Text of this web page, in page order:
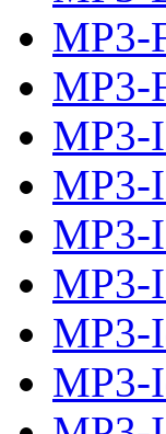
MP3-
MP3-
MP3-
MP3-
MP3-
MP3-
MP3-
MP3-